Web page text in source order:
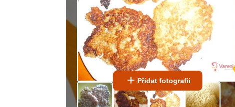
Přidat fotografii